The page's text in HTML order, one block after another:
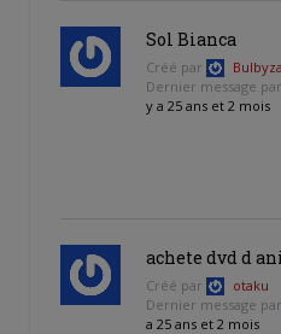
Sol Bianca
Créé par
Dernier message par
y a 25 ans et 2 mois
achete dvd d
Créé par
otaku
Dernier message par
a 25 ans et 2 mois